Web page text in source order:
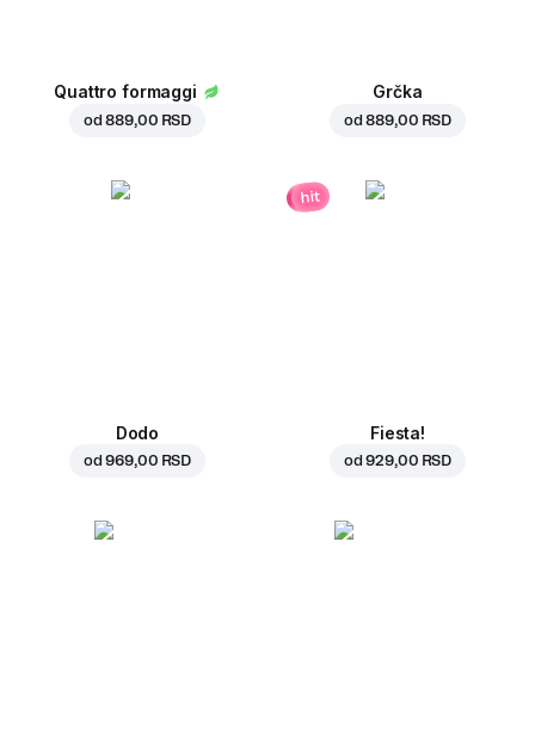
Quattro formaggi
od889,00 RSD
Grčka
od889,00 RSD
Dodo
od969,00 RSD
hit
Fiesta!
od929,00 RSD